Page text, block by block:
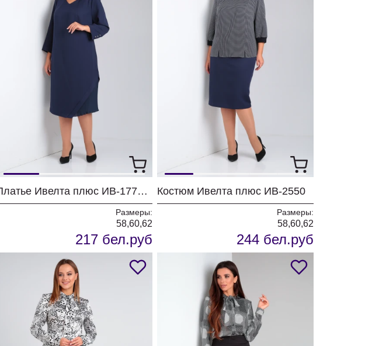
Платье Ивелта плюс ИВ-1779 синий
Размеры:
58,60,62
217 бел.руб
Костюм Ивелта плюс ИВ-2550
Размеры:
58,60,62
244 бел.руб